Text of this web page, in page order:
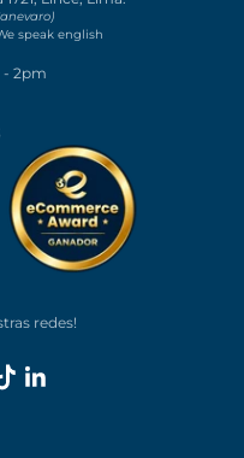
1721, Lince, Lima.
We speak english
- 2pm